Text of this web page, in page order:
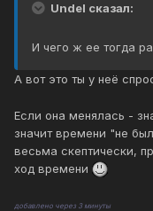
Undel сказал:
И чего ж ее тогда
А вот это ты у неё
Если она менялась -
значит времени "не
весьма скептически,
ход времени
добавлено через 3 минуты